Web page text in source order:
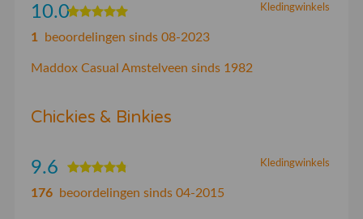
Kledingwinkels
10.0
1 beoordelingen sinds 08-2023
Maddox Casual Amstelveen sinds 1982
Chickies & Binkies
Kledingwinkels
9.6
176beoordelingen sinds 04-2015